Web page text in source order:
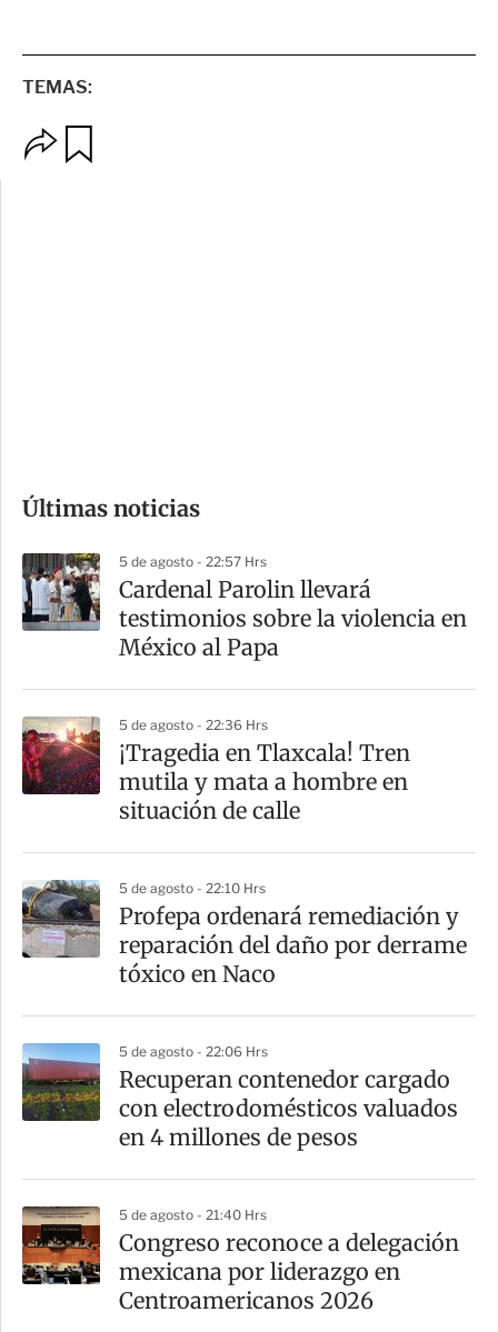
TEMAS:
m
a
r
t
Últimas noticias
5 de agosto - 22:57 Hrs
Cardenal Parolin llevará
testimonios sobre la violencia en
México al Papa
5 de agosto - 22:36 Hrs
¡Tragedia en Tlaxcala! Tren
mutila y mata a hombre en
situación de calle
5 de agosto - 22:10 Hrs
Profepa ordenará remediación y
reparación del daño por derrame
tóxico en Naco
5 de agosto - 22:06 Hrs
Recuperan contenedor cargado
con electrodomésticos valuados
en 4 millones de pesos
5 de agosto - 21:40 Hrs
Congreso reconoce a delegación
mexicana por liderazgo en
Centroamericanos 2026